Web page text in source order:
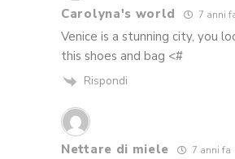
Carolyna's world 7 anni
Venice is a stunning city, you
this shoes and bag <#
Rispondi
Nettare di miele 7 anni fa